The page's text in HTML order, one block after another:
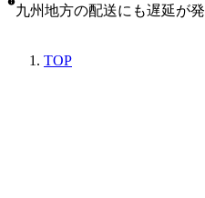
九州地方の配送にも遅延が
TOP